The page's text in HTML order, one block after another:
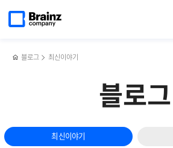
페이지로
블로그 최신이야기
블로그
최신이야기